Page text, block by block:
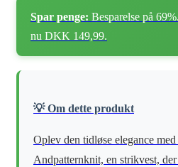
Spar penge: Besparelse på
nu DKK 149,99.
💡 Om dette produkt
Oplev den tidløse elegance
Andpatternknit, en strikvest,